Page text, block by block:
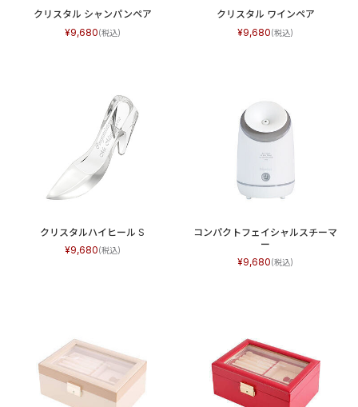
クリスタル シャンパンペア
9,680
クリスタル ワインペア
9,680
クリスタルハイヒール S
9,680
コンパクトフェイシャルスチーマ
ー
9,680